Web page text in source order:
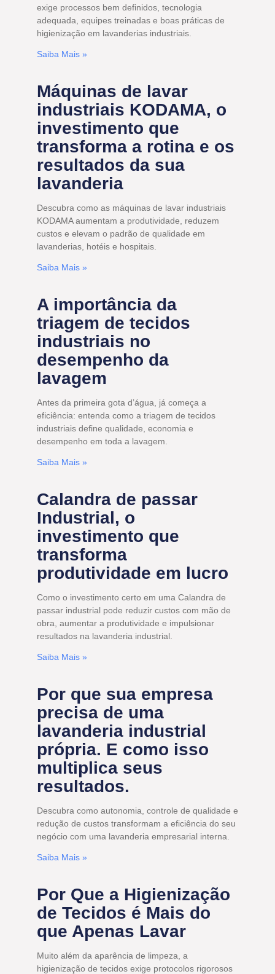
exige processos bem definidos, tecnologia
adequada, equipes treinadas e boas práticas de
higienização em lavanderias industriais.
Saiba Mais »
Máquinas de lavar
industriais KODAMA, o
investimento que
transforma a rotina e os
resultados da sua
lavanderia
Descubra como as máquinas de lavar industriais
KODAMA aumentam a produtividade, reduzem
custos e elevam o padrão de qualidade em
lavanderias, hotéis e hospitais.
Saiba Mais »
A importância da
triagem de tecidos
industriais no
desempenho da
lavagem
Antes da primeira gota d’água, já começa a
eficiência: entenda como a triagem de tecidos
industriais define qualidade, economia e
desempenho em toda a lavagem.
Saiba Mais »
Calandra de passar
Industrial, o
investimento que
transforma
produtividade em lucro
Como o investimento certo em uma Calandra de
passar industrial pode reduzir custos com mão de
obra, aumentar a produtividade e impulsionar
resultados na lavanderia industrial.
Saiba Mais »
Por que sua empresa
precisa de uma
lavanderia industrial
própria. E como isso
multiplica seus
resultados.
Descubra como autonomia, controle de qualidade e
redução de custos transformam a eficiência do seu
negócio com uma lavanderia empresarial interna.
Saiba Mais »
Por Que a Higienização
de Tecidos é Mais do
que Apenas Lavar
Muito além da aparência de limpeza, a
higienização de tecidos exige protocolos rigorosos